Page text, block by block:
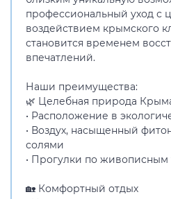
профессиональный уход с
воздействием крымского
становится временем
впечатлений.
Наши преимущества:
🌿 Целебная природа
• Расположение в
• Воздух, насыщенный
солями
• Прогулки по живописным
🏡 Комфортный отдых